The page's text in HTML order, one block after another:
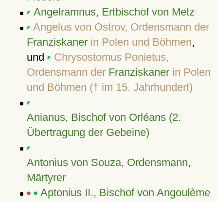
Angelramnus, Ertbischof von Metz
Angelus von Ostrov, Ordensmann der
Franziskanerin Polen und Böhmen,
und
Chrysostomus Ponietus,
Ordensmann der Franziskanerin Polen
und Böhmen († im 15. Jahrhundert)
Anianus, Bischof von Orléans (2.
Übertragung der Gebeine)
Antonius von Souza, Ordensmann,
Märtyrer
Aptonius II., Bischof von Angoulème